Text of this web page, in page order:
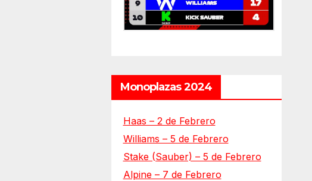
Monoplazas 2024
Haas – 2 de Febrero
Williams – 5 de Febrero
Stake (Sauber) – 5 de Febrero
Alpine – 7 de Febrero